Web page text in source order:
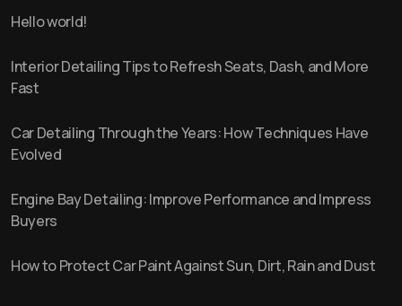
Hello world!
Interior Detailing Tips to Refresh Seats, Dash, and More
Fast
Car Detailing Through the Years: How Techniques Have
Evolved
Engine Bay Detailing: Improve Performance and Impress
Buyers
How to Protect Car Paint Against Sun, Dirt, Rain and Dust